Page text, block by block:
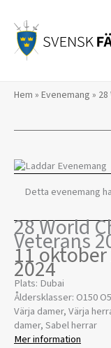
innehåll
Hem » Evenemang »
Detta evenemang
28 World
Veterans
11
2024
Plats: Dubai
Åldersklasser: O150
Värja damer, Värja
damer, Sabel herrar
Mer information